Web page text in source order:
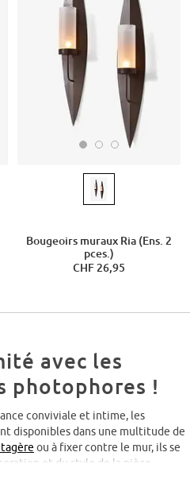
Bougeoirs muraux Ria (Ens. 2
pces.)
CHF 26,95
avec les
photophores !
conviviale et intime, les
disponibles dans une multitude de
ou à fixer contre le mur, ils se
et du style de la pièce.
ou scandinaves, ils peuvent être